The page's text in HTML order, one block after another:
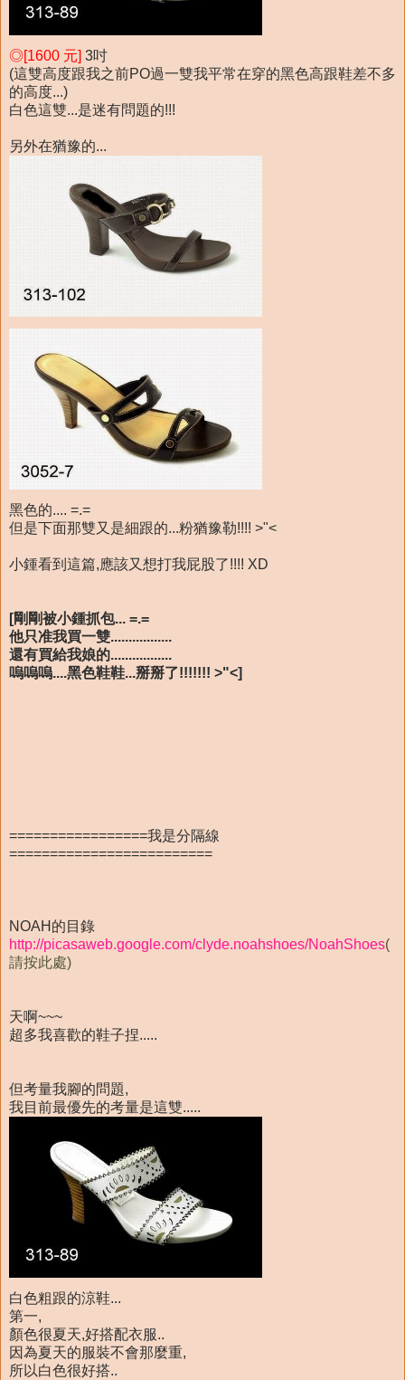
◎[1600 元] 3吋
(這雙高度跟我之前PO過一雙我平常在穿的黑色高跟鞋差不多
的高度...)
白色這雙...是迷有問題的!!!
另外在猶豫的...
黑色的.... =.=
但是下面那雙又是細跟的...粉猶豫勒!!!! >"<
小鍾看到這篇,應該又想打我屁股了!!!! XD
[剛剛被小鍾抓包... =.=
他只准我買一雙.................
還有買給我娘的.................
嗚嗚嗚....黑色鞋鞋...掰掰了!!!!!!! >"<]
=================我是分隔線
=========================
NOAH的目錄
http://picasaweb.google.com/clyde.noahshoes/NoahShoes(
請按此處)
天啊~~~
超多我喜歡的鞋子捏.....
但考量我腳的問題,
我目前最優先的考量是這雙.....
白色粗跟的涼鞋...
第一,
顏色很夏天,好搭配衣服..
因為夏天的服裝不會那麼重,
所以白色很好搭..